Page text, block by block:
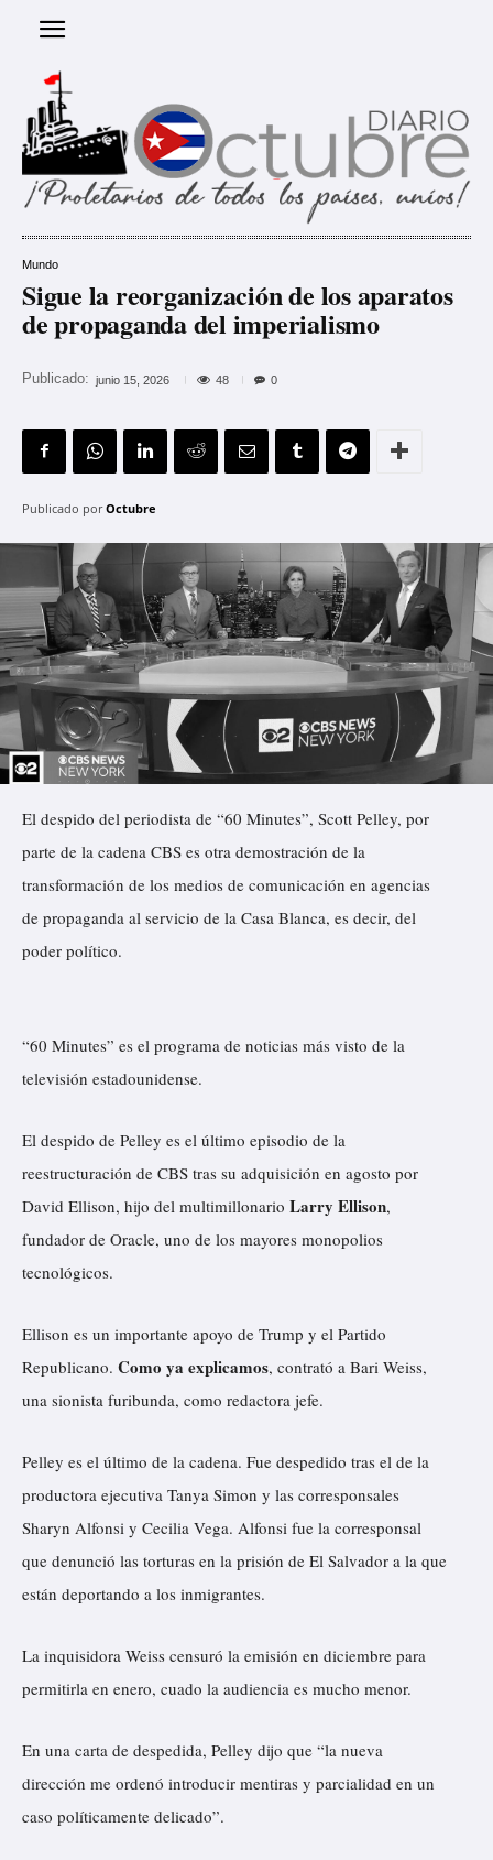
Mundo
Sigue la reorganización de los aparatos
de propaganda del imperialismo
Publicado: junio 15, 2026 48 0
Publicado por Octubre
El despido del periodista de “60 Minutes”, Scott Pelley, por
parte de la cadena CBS es otra demostración de la
transformación de los medios de comunicación en agencias
de propaganda al servicio de la Casa Blanca, es decir, del
poder político.
“60 Minutes” es el programa de noticias más visto de la
televisión estadounidense.
El despido de Pelley es el último episodio de la
reestructuración de CBS tras su adquisición en agosto por
David Ellison, hijo del multimillonario Larry Ellison,
fundador de Oracle, uno de los mayores monopolios
tecnológicos.
Ellison es un importante apoyo de Trump y el Partido
Republicano. Como ya explicamos, contrató a Bari Weiss,
una sionista furibunda, como redactora jefe.
Pelley es el último de la cadena. Fue despedido tras el de la
productora ejecutiva Tanya Simon y las corresponsales
Sharyn Alfonsi y Cecilia Vega. Alfonsi fue la corresponsal
que denunció las torturas en la prisión de El Salvador a la que
están deportando a los inmigrantes.
La inquisidora Weiss censuró la emisión en diciembre para
permitirla en enero, cuado la audiencia es mucho menor.
En una carta de despedida, Pelley dijo que “la nueva
dirección me ordenó introducir mentiras y parcialidad en un
caso políticamente delicado”.